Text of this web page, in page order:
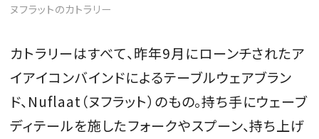
ヌフラットのカトラリー
カトラリーはすべて、昨年9月にローンチされたア
イアイコンバインドによるテーブルウェアブラン
ド、Nuflaat（ヌフラット）のもの。持ち手にウェーブ
ディテールを施したフォークやスプーン、持ち上げ